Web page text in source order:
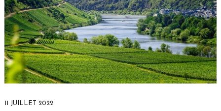
11 JUILLET 2022